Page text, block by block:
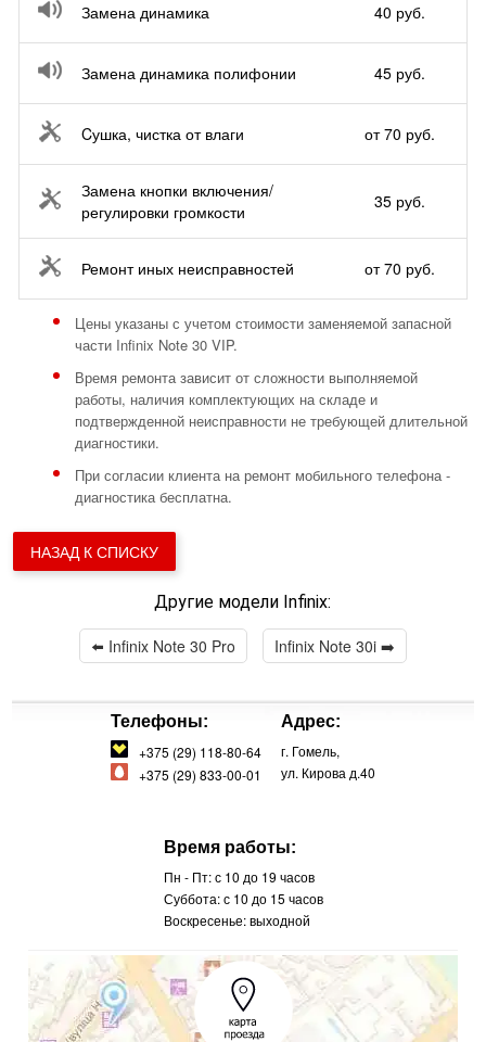
Замена динамика 40 руб.
Замена динамика полифонии 45 руб.
Cушка, чистка от влаги от 70 руб.
Замена кнопки включения/
регулировки громкости
35 руб.
Ремонт иных неисправностей от 70 руб.
Цены указаны с учетом стоимости заменяемой запасной
части Infinix Note 30 VIP.
Время ремонта зависит от сложности выполняемой
работы, наличия комплектующих на складе и
подтвержденной неисправности не требующей длительной
диагностики.
При согласии клиента на ремонт мобильного телефона -
диагностика бесплатна.
НАЗАД К СПИСКУ
Другие модели Infinix:
⬅️ Infinix Note 30 Pro Infinix Note 30i ➡️
Телефоны:
+375 (29) 118-80-64
+375 (29) 833-00-01
Адрес:
г. Гомель,
ул. Кирова д.40
Время работы:
Пн - Пт: с 10 до 19 часов
Суббота: с 10 до 15 часов
Воскресенье: выходной